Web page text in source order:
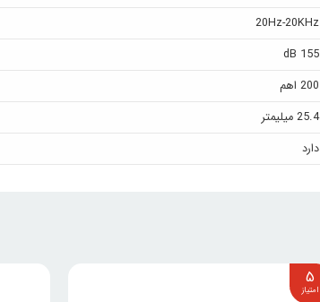
20Hz-20KHz
155 dB
200 اهم
25.4 میلیمتر
دارد
5